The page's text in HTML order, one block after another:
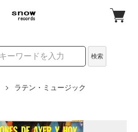
検索
ラテン・ミュージック